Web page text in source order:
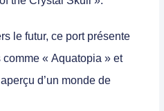
le futur, ce port présente
« Aquatopia » et
d’un monde de